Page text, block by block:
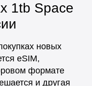
1tb Space
новых
eSIM,
формате
и другая